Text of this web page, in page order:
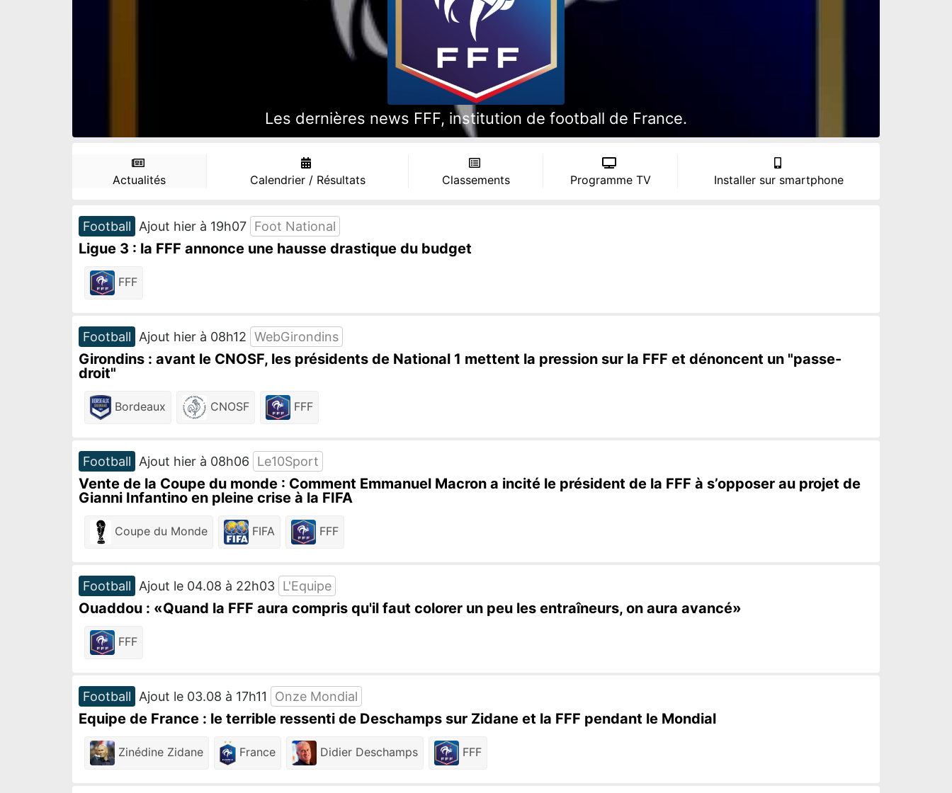
Les dernières news FFF, institution de football de France.
Actualités Calendrier / Résultats Classements Programme TV Installer sur smartphone
Football Ajout hier à 19h07 Foot National
Ligue 3 : la FFF annonce une hausse drastique du budget
FFF
Football Ajout hier à 08h12 WebGirondins
Girondins : avant le CNOSF, les présidents de National 1 mettent la pression sur la FFF et dénoncent un "passe-
droit"
Bordeaux CNOSF FFF
Football Ajout hier à 08h06 Le10Sport
Vente de la Coupe du monde : Comment Emmanuel Macron a incité le président de la FFF à s’opposer au projet de
Gianni Infantino en pleine crise à la FIFA
Coupe du Monde FIFA FFF
Football Ajout le 04.08 à 22h03 L'Equipe
Ouaddou : «Quand la FFF aura compris qu'il faut colorer un peu les entraîneurs, on aura avancé»
FFF
Football Ajout le 03.08 à 17h11 Onze Mondial
Equipe de France : le terrible ressenti de Deschamps sur Zidane et la FFF pendant le Mondial
Zinédine Zidane France Didier Deschamps FFF